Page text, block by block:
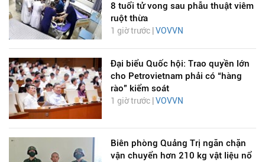
8 tuổi tử vong sau phẫu thuật viêm
ruột thừa
1 giờ trước | VOVVN
Đại biểu Quốc hội: Trao quyền lớn
cho Petrovietnam phải có “hàng
rào” kiểm soát
1 giờ trước | VOVVN
Biên phòng Quảng Trị ngăn chặn
vận chuyển hơn 210 kg vật liệu nổ